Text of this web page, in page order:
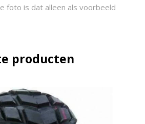
foto is dat alleen als voorbeeld
producten